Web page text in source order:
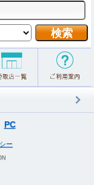
PC
ー